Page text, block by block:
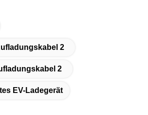
2
2
EV-Ladegerät